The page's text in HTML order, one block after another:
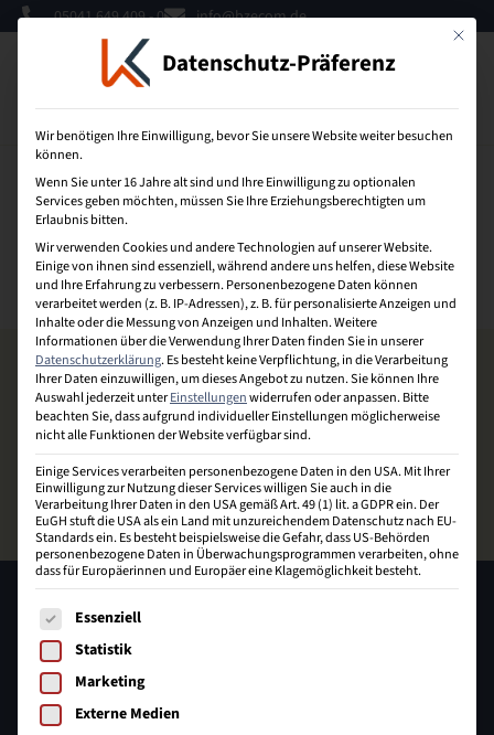
05041 649 409 - 0 info@bzecom.de
DIN
Deutsches Institut für Normung = Richtlinie ist in
Deutschland als Norm anerkannt.
Mit
Datenschutz-Präferenz
Wir benötigen Ihre Einwilligung, bevor Sie unsere Website weiter besuchen
können.
Wenn Sie unter 16 Jahre alt sind und Ihre Einwilligung zu optionalen
Services geben möchten, müssen Sie Ihre Erziehungsberechtigten um
Erlaubnis bitten.
Wir verwenden Cookies und andere Technologien auf unserer Website.
Einige von ihnen sind essenziell, während andere uns helfen, diese Website
und Ihre Erfahrung zu verbessern.Personenbezogene Daten können
verarbeitet werden (z. B. IP-Adressen), z. B. für personalisierte Anzeigen und
Inhalte oder die Messung von Anzeigen und Inhalten.Weitere
Informationen über die Verwendung Ihrer Daten finden Sie in unserer
Datenschutzerklärung.Es besteht keine Verpflichtung, in die Verarbeitung
Ihrer Daten einzuwilligen, um dieses Angebot zu nutzen.Sie können Ihre
Auswahl jederzeit unterEinstellungenwiderrufen oder anpassen.Bitte
beachten Sie, dass aufgrund individueller Einstellungen möglicherweise
nicht alle Funktionen der Website verfügbar sind.
Einige Services verarbeiten personenbezogene Daten in den USA. Mit Ihrer
Einwilligung zur Nutzung dieser Services willigen Sie auch in die
Verarbeitung Ihrer Daten in den USA gemäß Art. 49 (1) lit. a GDPR ein. Der
EuGH stuft die USA als ein Land mit unzureichendem Datenschutz nach EU-
Standards ein. Es besteht beispielsweise die Gefahr, dass US-Behörden
personenbezogene Daten in Überwachungsprogrammen verarbeiten, ohne
dass für Europäerinnen und Europäer eine Klagemöglichkeit besteht.
Es folgt eine Liste der Service-Gruppen, für die eine
Essenziell
Statistik
Marketing
Externe Medien